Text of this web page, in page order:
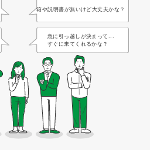
箱や説明書が無いけど大丈夫かな？
急に引っ越しが決まって...
すぐに来てくれるかな？